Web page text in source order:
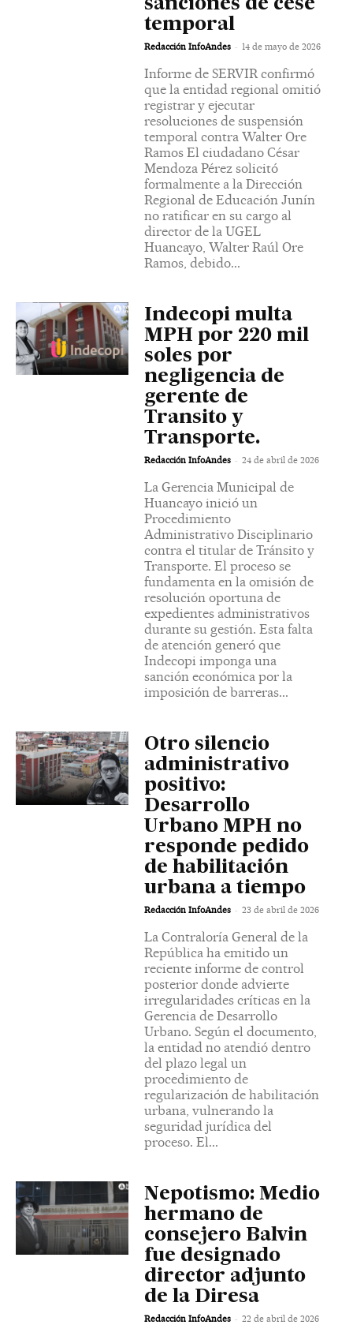
sanciones de cese
temporal
Redacción InfoAndes - 14 de mayo de 2026
Informe de SERVIR confirmó
que la entidad regional omitió
registrar y ejecutar
resoluciones de suspensión
temporal contra Walter Ore
Ramos El ciudadano César
Mendoza Pérez solicitó
formalmente a la Dirección
Regional de Educación Junín
no ratificar en su cargo al
director de la UGEL
Huancayo, Walter Raúl Ore
Ramos, debido...
Indecopi multa
MPH por 220 mil
soles por
negligencia de
gerente de
Transito y
Transporte.
Redacción InfoAndes - 24 de abril de 2026
La Gerencia Municipal de
Huancayo inició un
Procedimiento
Administrativo Disciplinario
contra el titular de Tránsito y
Transporte. El proceso se
fundamenta en la omisión de
resolución oportuna de
expedientes administrativos
durante su gestión. Esta falta
de atención generó que
Indecopi imponga una
sanción económica por la
imposición de barreras...
Otro silencio
administrativo
positivo:
Desarrollo
Urbano MPH no
responde pedido
de habilitación
urbana a tiempo
Redacción InfoAndes - 23 de abril de 2026
La Contraloría General de la
República ha emitido un
reciente informe de control
posterior donde advierte
irregularidades críticas en la
Gerencia de Desarrollo
Urbano. Según el documento,
la entidad no atendió dentro
del plazo legal un
procedimiento de
regularización de habilitación
urbana, vulnerando la
seguridad jurídica del
proceso. El...
Nepotismo: Medio
hermano de
consejero Balvin
fue designado
director adjunto
de la Diresa
Redacción InfoAndes - 22 de abril de 2026